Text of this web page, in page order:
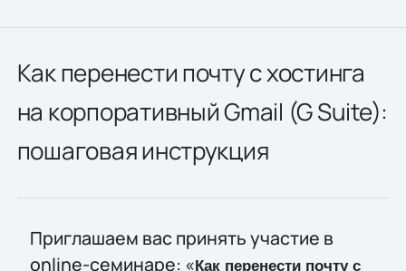
Как перенести почту с хостинга
на корпоративный Gmail (G Suite):
пошаговая инструкция
Приглашаем вас принять участие в
online-семинаре: « Как перенести почту с